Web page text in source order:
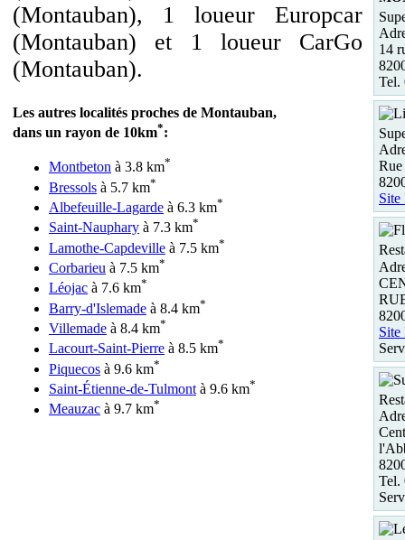
(Montauban), 1 loueur Europcar
(Montauban) et 1 loueur CarGo
(Montauban).
Les autres localités proches de Montauban,
dans un rayon de 10km*:
Montbeton à 3.8 km*
Bressols à 5.7 km*
Albefeuille-Lagarde à 6.3 km*
Saint-Nauphary à 7.3 km*
Lamothe-Capdeville à 7.5 km*
Corbarieu à 7.5 km*
Léojac à 7.6 km*
Barry-d'Islemade à 8.4 km*
Villemade à 8.4 km*
Lacourt-Saint-Pierre à 8.5 km*
Piquecos à 9.6 km*
Saint-Étienne-de-Tulmont à 9.6 km*
Meauzac à 9.7 km*
14
Tel.
Site
Site
Tel.